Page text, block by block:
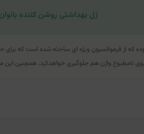
ژل بهداشتی روشن کننده
که از فرمولاسیون ویژه ای ساخته شده است که
واژن هم جلوگیری خواهدکرد. همچنین این